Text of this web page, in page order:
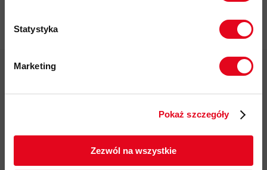
Statystyka
Marketing
Pokaż szczegóły
Zezwól na wszystkie
Darmowa dostawa od 200 zł
zgodnie z Polityką prywatności.